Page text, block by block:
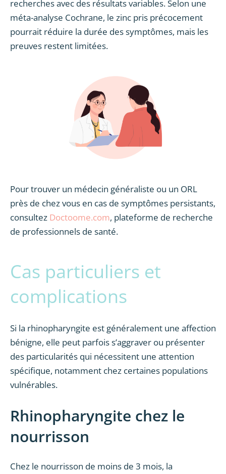
recherches avec des résultats variables. Selon une
méta-analyse Cochrane, le zinc pris précocement
pourrait réduire la durée des symptômes, mais les
preuves restent limitées.
Pour trouver un médecin généraliste ou un ORL
près de chez vous en cas de symptômes persistants,
consultez Doctoome.com, plateforme de recherche
de professionnels de santé.
Cas particuliers et
complications
Si la rhinopharyngite est généralement une affection
bénigne, elle peut parfois s’aggraver ou présenter
des particularités qui nécessitent une attention
spécifique, notamment chez certaines populations
vulnérables.
Rhinopharyngite chez le
nourrisson
Chez le nourrisson de moins de 3 mois, la